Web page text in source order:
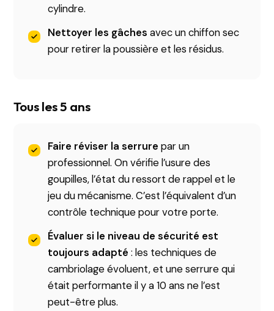
cylindre.
Nettoyer les gâches avec un chiffon sec
pour retirer la poussière et les résidus.
Tous les 5 ans
Faire réviser la serrure par un
professionnel. On vérifie l’usure des
goupilles, l’état du ressort de rappel et le
jeu du mécanisme. C’est l’équivalent d’un
contrôle technique pour votre porte.
Évaluer si le niveau de sécurité est
toujours adapté : les techniques de
cambriolage évoluent, et une serrure qui
était performante il y a 10 ans ne l’est
peut-être plus.